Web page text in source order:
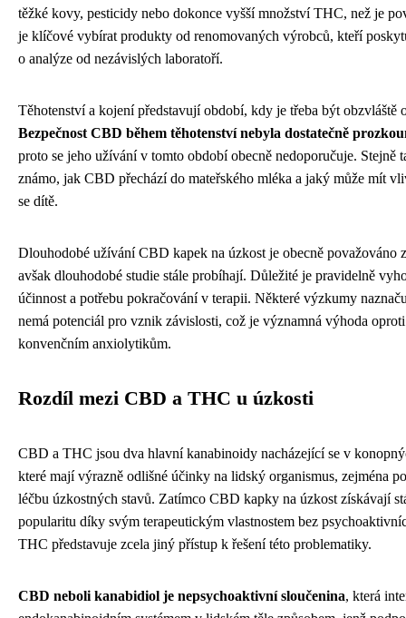
těžké kovy, pesticidy nebo dokonce vyšší množství THC, než je
je klíčové vybírat produkty od renomovaných výrobců, kteří
o analýze od nezávislých laboratoří.
Těhotenství a kojení představují období, kdy je třeba být obzvláště
Bezpečnost CBD během těhotenství nebyla dostatečně
proto se jeho užívání v tomto období obecně nedoporučuje. Stejně
známo, jak CBD přechází do mateřského mléka a jaký může mít
se dítě.
Dlouhodobé užívání CBD kapek na úzkost je obecně považováno
avšak dlouhodobé studie stále probíhají. Důležité je pravidelně
účinnost a potřebu pokračování v terapii. Některé výzkumy
nemá potenciál pro vznik závislosti, což je významná výhoda
konvenčním anxiolytikům.
Rozdíl mezi CBD a THC u úzkosti
CBD a THC jsou dva hlavní kanabinoidy nacházející se v
které mají výrazně odlišné účinky na lidský organismus, zejména
léčbu úzkostných stavů. Zatímco CBD kapky na úzkost získávají
popularitu díky svým terapeutickým vlastnostem bez
THC představuje zcela jiný přístup k řešení této problematiky.
CBD neboli kanabidiol je nepsychoaktivní sloučenina, která